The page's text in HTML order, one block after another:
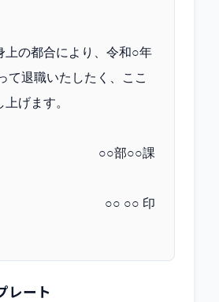
上の都合により、令和○年
て退職いたしたく、ここ
げます。
○○部○○課
○○ ○○ 印
レート